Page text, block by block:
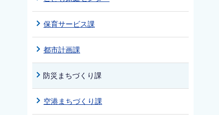
保育サービス課
都市計画課
防災まちづくり課
空港まちづくり課